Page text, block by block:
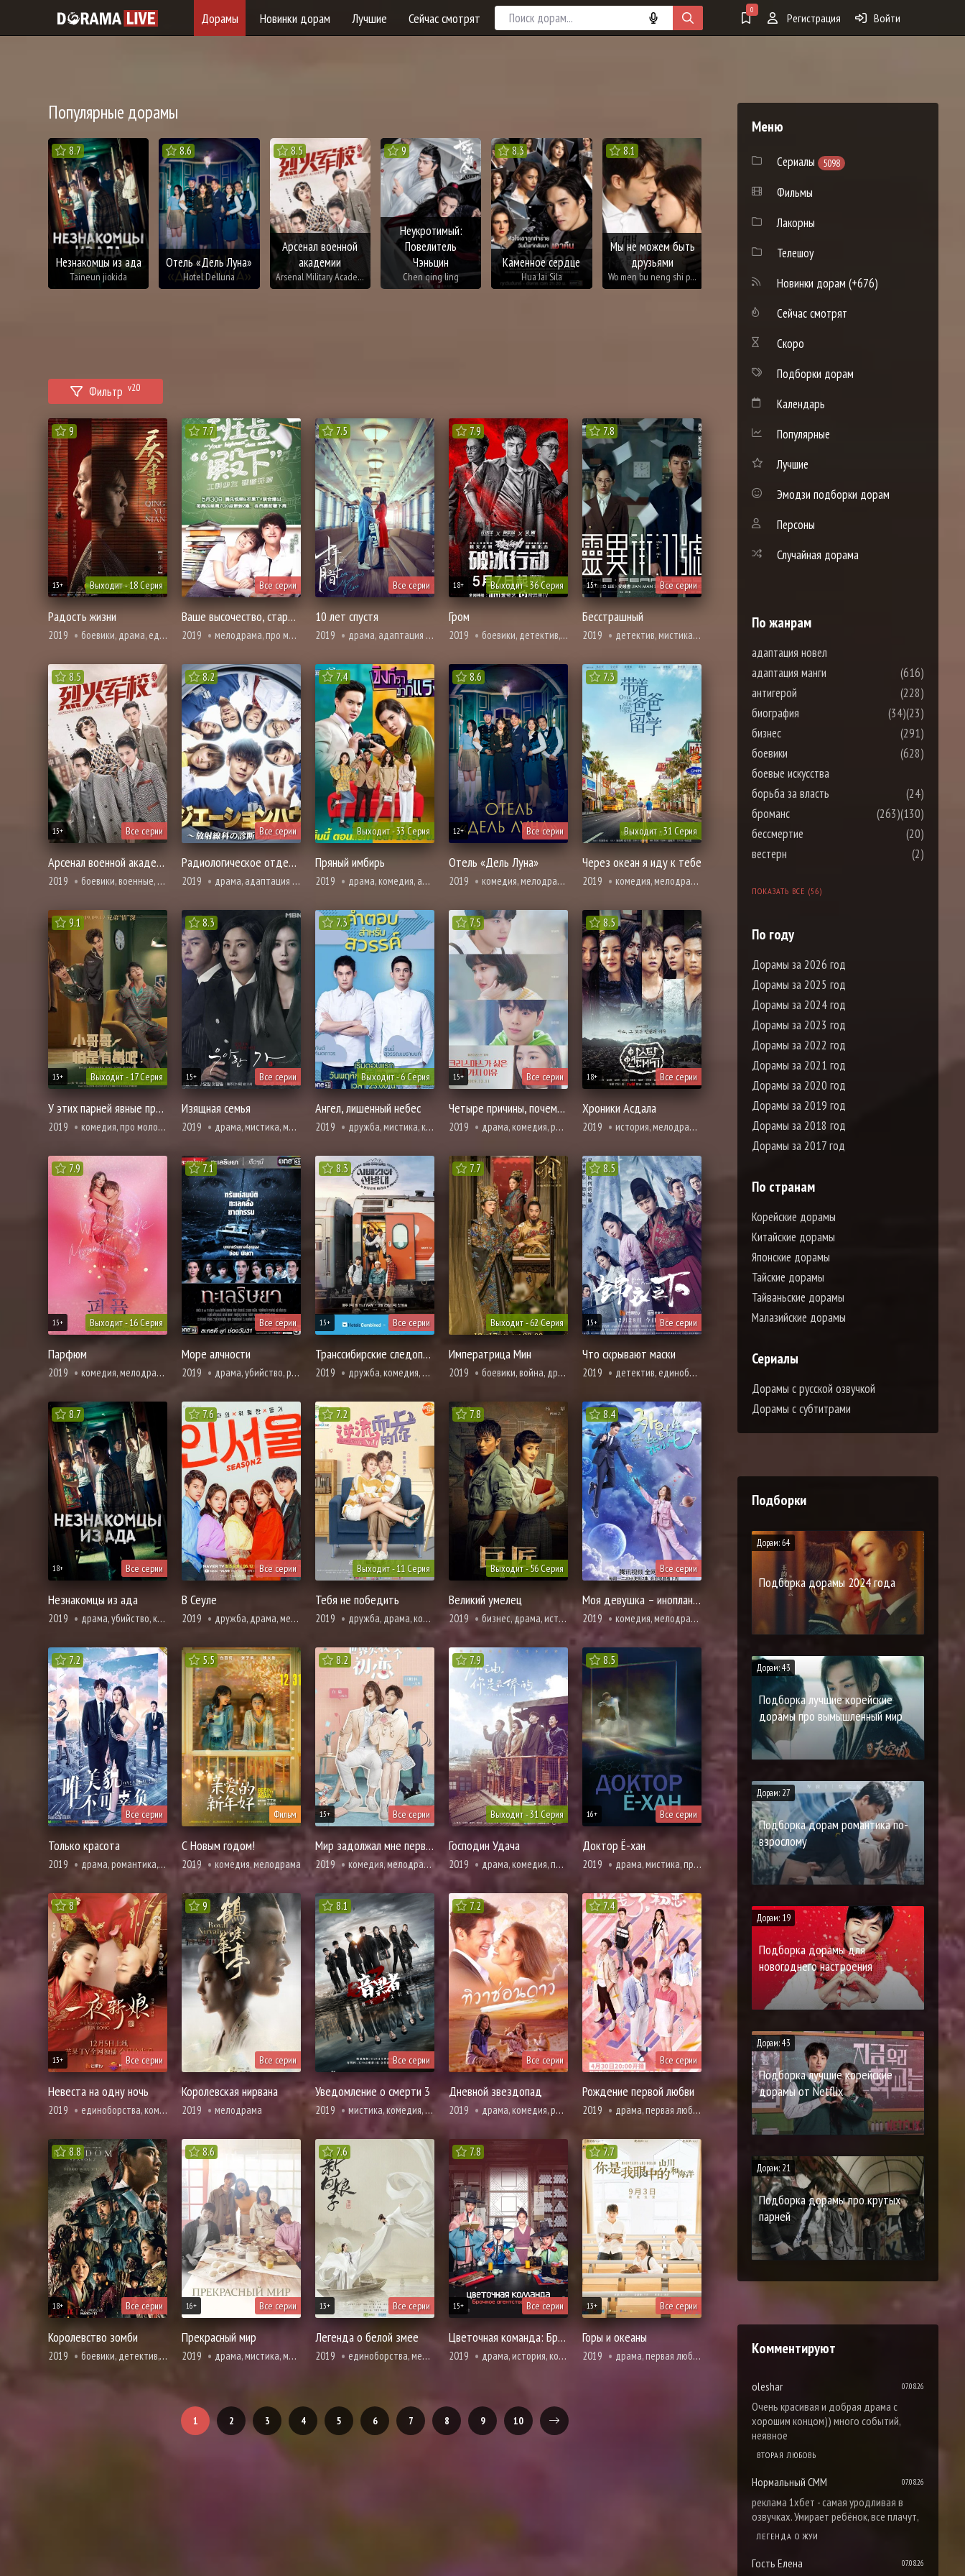
Дорамы Новинки дорам Лучшие Сейчас смотрят 0
Регистрация Войти
Популярные дорамы
8.7
Незнакомцы из ада
Taineun jiokida
8.6
Отель «Дель Луна»
Hotel Delluna
8.5
Арсенал военной
академии
Arsenal Military Academy
9
Неукротимый:
Повелитель
Чэньцин
Chen qing ling
8.3
Каменное сердце
Hua Jai Sila
8.1
Мы не можем быть
друзьями
Wo men bu neng shi peng you
Доктор Ё-хан
Uisa Yohan Quan zhi gao shou
Фильтр v2.0
9
Выходит - 18 Серия
13+
Радость жизни
2019 боевики, драма, единоборства, мистика, комедия, убийство, борьба за власть, романтика, фэнтези
7.7
Все серии
Ваше высочество, староста
2019 мелодрама, про молодость и любовь, романтика, про школу и школьников
7.5
Все серии
10 лет спустя
2019 драма, адаптация манги, первая любовь, мелодрама, романтика
7.9
Выходит - 36 Серия
18+
Гром
2019 боевики, детектив, мистика, криминал, расследование
7.8
Все серии
15+
Бесстрашный
2019 детектив, мистика, криминал, расследование, про призраков, демонов и сверхъестественное, триллер, фэнтези, смерть
8.5
Все серии
15+
Арсенал военной академии
2019 боевики, военные, история, мелодрама, романтика
8.2
Все серии
Радиологическое отделение
2019 драма, адаптация манги, мистика, про врачей и медицину
7.4
Выходит - 33 Серия
Пряный имбирь
2019 драма, комедия, адаптация новел, романтика
8.6
Все серии
12+
Отель «Дель Луна»
2019 комедия, мелодрама, романтика, ужасы, фэнтези, смерть
7.3
Выходит - 31 Серия
Через океан я иду к тебе
2019 комедия, мелодрама, повседневность
9.1
Выходит - 17 Серия
13+
У этих парней явные проблемы
2019 комедия, про молодость и любовь
8.3
Все серии
15+
Изящная семья
2019 драма, мистика, мелодрама, триллер
7.3
Выходит - 6 Серия
Ангел, лишенный небес
2019 дружба, мистика, комедия, расследование, романтика, фэнтези
7.5
Все серии
15+
Четыре причины, почему я ненавижу Рождество
2019 драма, комедия, романтика, про школу и школьников
8.5
Все серии
18+
Хроники Асдала
2019 история, мелодрама, борьба за власть, политика, романтика, фэнтези
7.9
Выходит - 16 Серия
15+
Парфюм
2019 комедия, мелодрама, романтика, про призраков, демонов и сверхъестественное, фэнтези
7.1
Все серии
Море алчности
2019 драма, убийство, романтика, смерть
8.3
Все серии
15+
Транссибирские следопыты
2019 дружба, комедия, приключения
7.7
Выходит - 62 Серия
Императрица Мин
2019 боевики, война, драма, история, борьба за власть, романтика
8.5
Все серии
15+
Что скрывают маски
2019 детектив, единоборства, мистика, комедия, мелодрама, расследование, романтика
8.7
Все серии
18+
Незнакомцы из ада
2019 драма, убийство, криминал, вебтун, психология, триллер, ужасы
7.6
Все серии
В Сеуле
2019 дружба, драма, мелодрама, про молодость и любовь, про школу и школьников
7.2
Выходит - 11 Серия
Тебя не победить
2019 дружба, драма, комедия, повседневность, романтика
7.8
Выходит - 56 Серия
Великий умелец
2019 бизнес, драма, история, романтика
8.4
Все серии
Моя девушка – инопланетянка
2019 комедия, мелодрама, романтика, фантастика, фэнтези
7.2
Все серии
Только красота
2019 драма, романтика, про призраков, демонов и сверхъестественное, фэнтези
5.5
Фильм
С Новым годом!
2019 комедия, мелодрама
8.2
Все серии
15+
Мир задолжал мне первую любовь
2019 комедия, мелодрама, про молодость и любовь, повседневность, романтика
7.9
Выходит - 31 Серия
Господин Удача
2019 драма, комедия, повседневность, романтика
8.5
Все серии
16+
Доктор Ё-хан
2019 драма, мистика, про врачей и медицину, трагическое прошлое, адаптация новел, повседневность, романтика
8
Все серии
13+
Невеста на одну ночь
2019 единоборства, комедия, мелодрама, романтика
9
Все серии
Королевская нирвана
2019 мелодрама
8.1
Все серии
Уведомление о смерти 3
2019 мистика, комедия, убийство, расследование, смерть
7.2
Все серии
Дневной звездопад
2019 драма, комедия, романтика
7.4
Все серии
Рождение первой любви
2019 драма, первая любовь, про молодость и любовь, романтика, спорт
8.8
Все серии
18+
Королевство зомби
2019 боевики, детектив, история, борьба за власть, вебтун, политика, триллер, ужасы
8.6
Все серии
16+
Прекрасный мир
2019 драма, мистика, мелодрама, повседневность, расследование, триллер, про школу и школьников
7.6
Все серии
13+
Легенда о белой змее
2019 единоборства, мелодрама, романтика, фэнтези, демоны
7.8
Все серии
15+
Цветочная команда: Брачное агентство Чосона
2019 драма, история, комедия, трагическое прошлое, мелодрама, романтика
7.7
Все серии
13+
Горы и океаны
2019 драма, первая любовь, комедия, мелодрама, про молодость и любовь, романтика, про школу и школьников
1 2 3 4 5 6 7 8 9 10
Меню
Сериалы 5098
Фильмы
Лакорны
Телешоу
Новинки дорам (+676)
Сейчас смотрят
Скоро
Подборки дорам
Календарь
Популярные
Лучшие
Эмодзи подборки дорам
Персоны
Случайная дорама
По жанрам
адаптация новел
(616)
адаптация манги
(228)
антигерой
(23)
биография
(34)
бизнес
(291)
боевики
(628)
боевые искусства
(24)
борьба за власть
(130)
броманс
(263)
бессмертие
(20)
вестерн
(2)
ПОКАЗАТЬ ВСЕ (56)
По году
Дорамы за 2026 год
Дорамы за 2025 год
Дорамы за 2024 год
Дорамы за 2023 год
Дорамы за 2022 год
Дорамы за 2021 год
Дорамы за 2020 год
Дорамы за 2019 год
Дорамы за 2018 год
Дорамы за 2017 год
По странам
Корейские дорамы
Китайские дорамы
Японские дорамы
Тайские дорамы
Тайваньские дорамы
Малазийские дорамы
Сериалы
Дорамы с русской озвучкой
Дорамы с субтитрами
Подборки
Дорам: 64
Подборка дорамы 2024 года
Дорам: 43
Подборка лучшие корейские
дорамы про вымышленный мир
Дорам: 27
Подборка дорам романтика по-
взрослому
Дорам: 19
Подборка дорамы для
новогоднего настроения
Дорам: 43
Подборка лучшие корейские
дорамы от Netflix
Дорам: 21
Подборка дорамы про крутых
парней
Комментируют
oleshar 07.08.26
Очень красивая и добрая драма с
хорошим концом)) много событий,
неявное
ВТОРАЯ ЛЮБОВЬ
Нормальный СММ 07.08.26
реклама 1хбет - самая уродливая в
озвучках. Умирает ребёнок, все плачут,
ЛЕГЕНДА О ЖУИ
Гость Елена 07.08.26